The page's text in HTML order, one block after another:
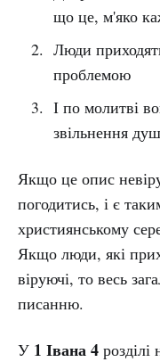
що це, м'яко
Люди
проблемою
І по молитві
звільнення
Якщо це опис
погодитись, і є
християнському
Якщо люди, які
віруючі, то весь
писанню.
У 1 Івана 4